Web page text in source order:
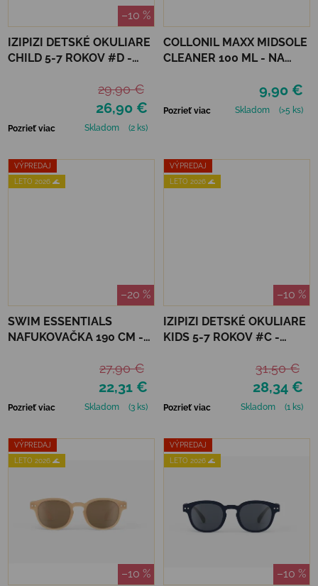
–10 %
IZIPIZI DETSKÉ OKULIARE
CHILD 5-7 ROKOV #D -
26,90 €
29,90 €
Pozrieť viac Skladom (2 ks)
COLLONIL MAXX MIDSOLE
CLEANER 100 ML - NA
9,90 €
Pozrieť viac Skladom (>5 ks)
VÝPREDAJ
LETO 2026 🌊
–20 %
SWIM ESSENTIALS
NAFUKOVAČKA 190 CM -
22,31 €
27,90 €
Pozrieť viac Skladom (3 ks)
VÝPREDAJ
LETO 2026 🌊
–10 %
IZIPIZI DETSKÉ OKULIARE
KIDS 5-7 ROKOV #C -
28,34 €
31,50 €
Pozrieť viac Skladom (1 ks)
VÝPREDAJ
LETO 2026 🌊
–10 %
VÝPREDAJ
LETO 2026 🌊
–10 %